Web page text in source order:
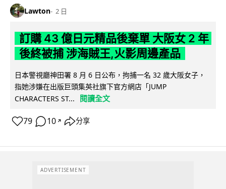
Lawton 2 日
訂購 43 億日元精品後棄單 大阪女 2 年
後終被捕 涉海賊王,火影周邊產品
日本警視廳神田署 8 月 6 日公布，拘捕一名 32 歲大阪女子，
指她涉嫌在出版巨頭集英社旗下官方網店「JUMP
CHARACTERS ST...
閱讀全文
79 10 ↗ 分享
ADVERTISEMENT